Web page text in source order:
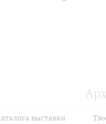
выставки